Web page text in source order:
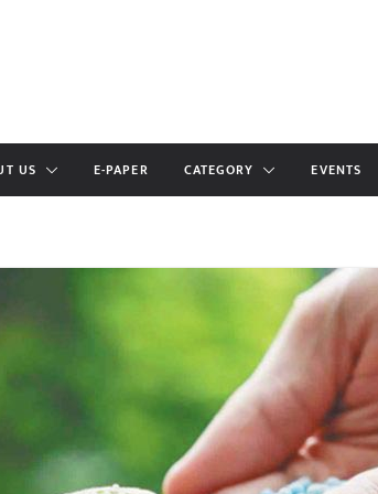
US E-PAPER CATEGORY EVENTS